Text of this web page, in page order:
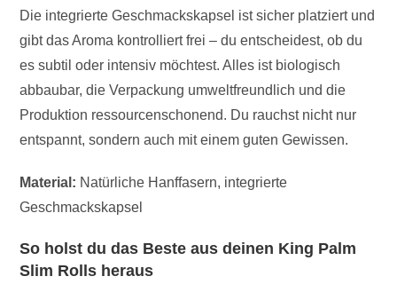
Die integrierte Geschmackskapsel ist sicher platziert und
gibt das Aroma kontrolliert frei – du entscheidest, ob du
es subtil oder intensiv möchtest. Alles ist biologisch
abbaubar, die Verpackung umweltfreundlich und die
Produktion ressourcenschonend. Du rauchst nicht nur
entspannt, sondern auch mit einem guten Gewissen.
Material: Natürliche Hanffasern, integrierte
Geschmackskapsel
So holst du das Beste aus deinen King Palm
Slim Rolls heraus